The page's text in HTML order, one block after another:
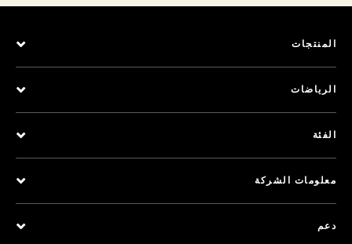
المنتجات
الرياضات
الفئة
معلومات الشركة
دعم